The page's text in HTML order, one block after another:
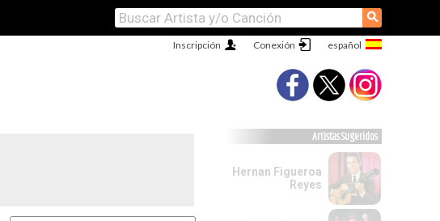
⚲
Conexión
Inscripción
Artistas Sugeridos
Hernan Figueroa
Reyes